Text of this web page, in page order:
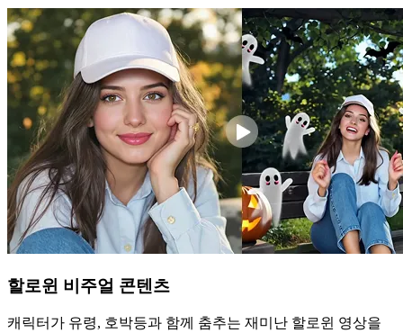
할로윈 비주얼 콘텐츠
캐릭터가 유령, 호박등과 함께 춤추는 재미난 할로윈 영상을